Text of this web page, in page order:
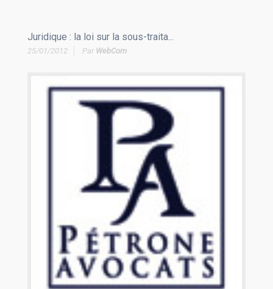
Juridique : la loi sur la sous-traita...
25/01/2012 Par WebCom